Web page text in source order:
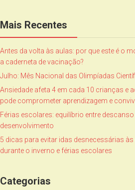
Mais Recentes
Antes da volta às aulas: por que este é o
a caderneta de vacinação?
Julho: Mês Nacional das Olimpíadas
Ansiedade afeta 4 em cada 10 crianças e
pode comprometer aprendizagem e
Férias escolares: equilíbrio entre
desenvolvimento
5 dicas para evitar idas desnecessárias
durante o inverno e férias escolares
Categorias